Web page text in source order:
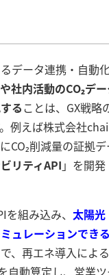
データ連携・自動
社内活動のCO₂デ
ることは、GX戦略
例えば株式会社
CO₂削減量の証拠
リティAPI 」を開
組み込み、 太陽光
ュレーションでき
、再エネ導入によ